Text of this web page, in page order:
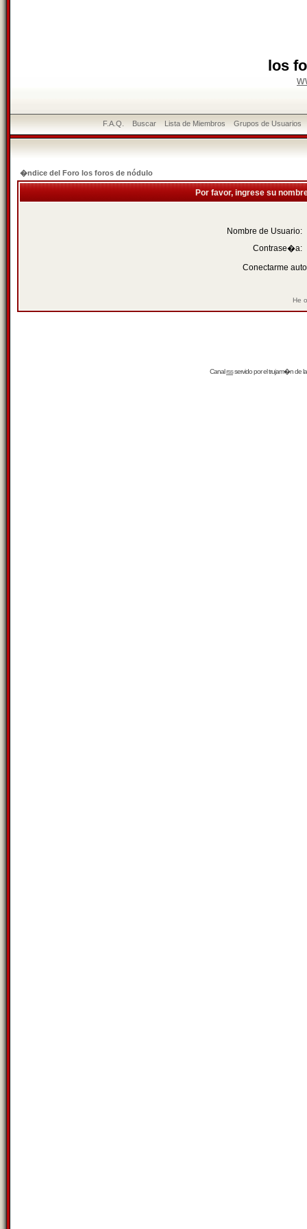
los
F.A.Q. Buscar Lista de Miembros Grupos de Usuarios
�ndice del Foro los foros de nódulo
Por favor, ingrese su
Nombre de Usuario:
Contrase�a:
Conectarme
He
Canalrssservido por eltrujam�nde